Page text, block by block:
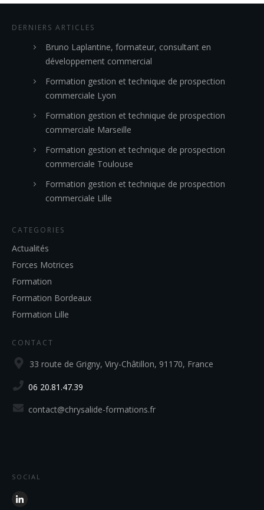
DERNIERS ARTICLES
Bruno Laplantine, formateur, consultant en
développement commercial
Formation gestion et technique de prospection
commerciale Lyon
Formation gestion et technique de prospection
commerciale Marseille
Formation gestion et technique de prospection
commerciale Toulouse
Formation gestion et technique de prospection
commerciale Lille
CATEGORIES
Actualités
Forces Motrices
Formation
Formation Bordeaux
Formation Lille
CONTACT
33 route de Grigny, Viry-Châtillon, 91170, France
06 20.81.47.39
contact@chrysalide-formations.fr
SOCIAL